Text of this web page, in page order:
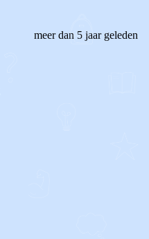
meer dan 5 jaar geleden